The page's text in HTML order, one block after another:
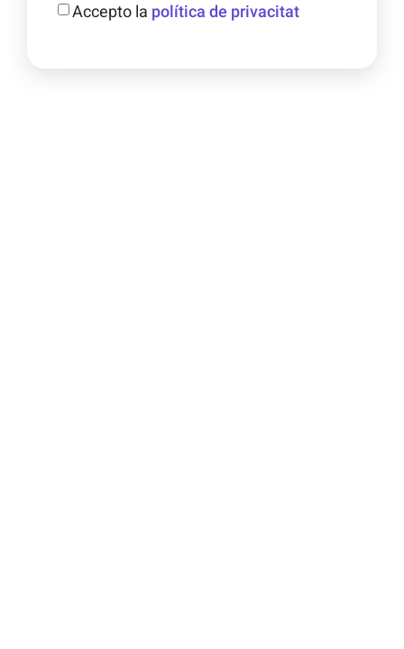
Accepto la política de privacitat